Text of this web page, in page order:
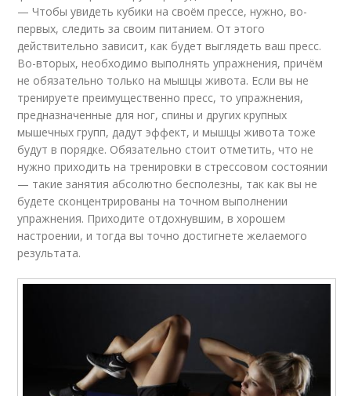
— Чтобы увидеть кубики на своём прессе, нужно, во-
первых, следить за своим питанием. От этого
действительно зависит, как будет выглядеть ваш пресс.
Во-вторых, необходимо выполнять упражнения, причём
не обязательно только на мышцы живота. Если вы не
тренируете преимущественно пресс, то упражнения,
предназначенные для ног, спины и других крупных
мышечных групп, дадут эффект, и мышцы живота тоже
будут в порядке. Обязательно стоит отметить, что не
нужно приходить на тренировки в стрессовом состоянии
— такие занятия абсолютно бесполезны, так как вы не
будете сконцентрированы на точном выполнении
упражнения. Приходите отдохнувшим, в хорошем
настроении, и тогда вы точно достигнете желаемого
результата.